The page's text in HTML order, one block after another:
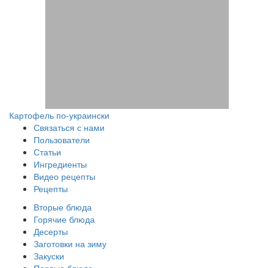
Картофель по-украински
Связаться с нами
Пользователи
Статьи
Ингредиенты
Видео рецепты
Рецепты
Вторые блюда
Горячие блюда
Десерты
Заготовки на зиму
Закуски